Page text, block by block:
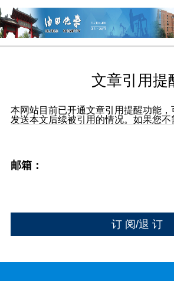
文章引用提
本网站目前已开通文章引用提醒功能
发送本文后续被引用的情况。如果您不
邮箱：